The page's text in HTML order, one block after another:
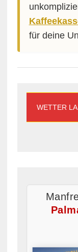
für deine
WETTER